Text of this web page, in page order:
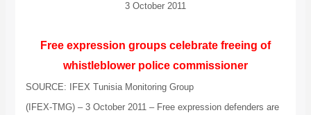
3 October 2011
Free expression groups celebrate freeing of
whistleblower police commissioner
SOURCE: IFEX Tunisia Monitoring Group
(IFEX-TMG) – 3 October 2011 – Free expression defenders are